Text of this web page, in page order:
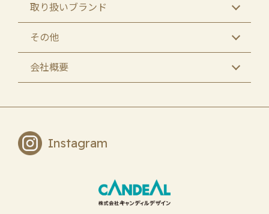
取り扱いブランド
その他
会社概要
Instagram